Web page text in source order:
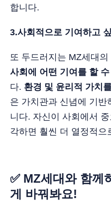
합니다.
3.사회적으로 기여하고
또 두드러지는 MZ세대
사회에 어떤 기여를 할
다. 환경 및 윤리적 가치
은 가치관과 신념에 기
니다. 자신이 사회에서
각하면 훨씬 더 열정적으
✅ MZ세대와 함께
게 바꿔봐요!